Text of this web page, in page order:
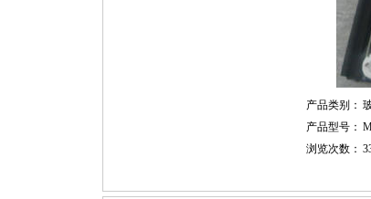
产品类别：
产品型号：
浏览次数：